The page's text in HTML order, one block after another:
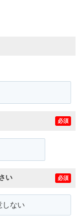
必須
い 必須
しない